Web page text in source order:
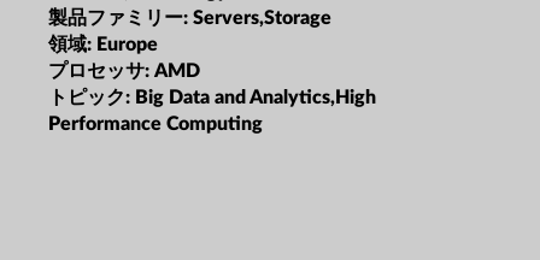
製品ファミリー: Servers,Storage
領域: Europe
プロセッサ: AMD
トピック: Big Data and Analytics,High
Performance Computing